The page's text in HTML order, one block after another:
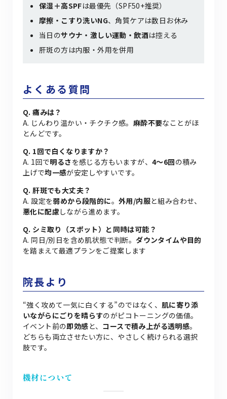
保湿＋高SPFは最優先（SPF50+推奨）
摩擦・こすり洗いNG、角質ケアは数日お休み
当日のサウナ・激しい運動・飲酒は控える
肝斑の方は内服・外用を併用
よくある質問
Q. 痛みは？
A. じんわり温かい・チクチク感。 麻酔不要なことがほ
とんどです。
Q. 1回で白くなりますか？
A. 1回で明るさ を感じる方もいますが、4〜6回の積み
上げで均一感が安定しやすいです。
Q. 肝斑でも大丈夫？
A. 設定を弱めから段階的に。外用/内服と組み合わせ、
悪化に配慮 しながら進めます。
Q. シミ取り（スポット）と同時は可能？
A. 同日/別日を含め肌状態で判断。ダウンタイムや目的
を踏まえて最適プランをご提案します
院長より
“強く攻めて一気に白くする”のではなく、 肌に寄り添
いながらにごりを晴らすのがピコトーニングの価値。
イベント前の即効感と、 コースで積み上がる透明感。
どちらも両立させたい方に、やさしく続けられる選択
肢です。
機材について